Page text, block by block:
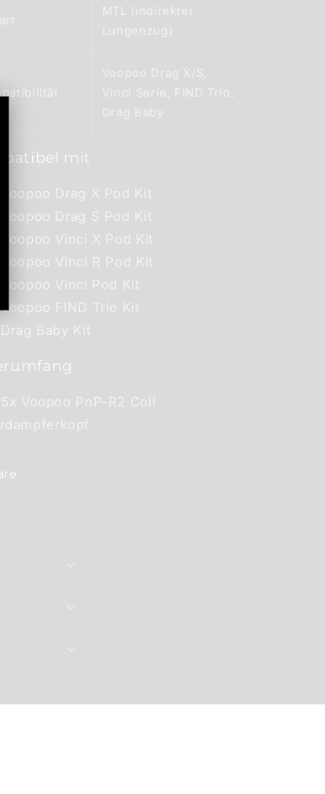
MTL (indirekter
Lungenzug)
Voopoo Drag X/S,
Vinci Serie, FIND Trio,
Drag Baby
mit
Voopoo Drag X Pod Kit
Voopoo Drag S Pod Kit
Voopoo Vinci X Pod Kit
Voopoo Vinci R Pod Kit
Voopoo Vinci Pod Kit
Voopoo FIND Trio Kit
Drag Baby Kit
5x Voopoo PnP-R2 Coil